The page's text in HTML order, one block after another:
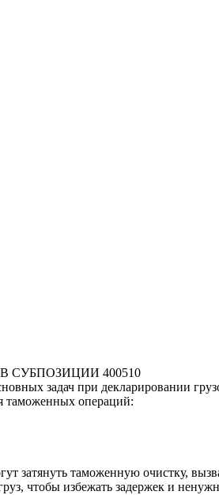
400510
основных задач при
таможенных операций:
затянуть таможенную очистку,
чтобы избежать задержек и